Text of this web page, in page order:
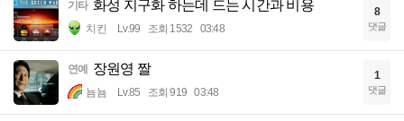
기타 화성 지구화 하는데 드는 시간과 비용
치킨 Lv.99 조회 1532 03:48
8
댓글
연예 장원영 짤
뇸뇸 Lv.85 조회 919 03:48
1
댓글